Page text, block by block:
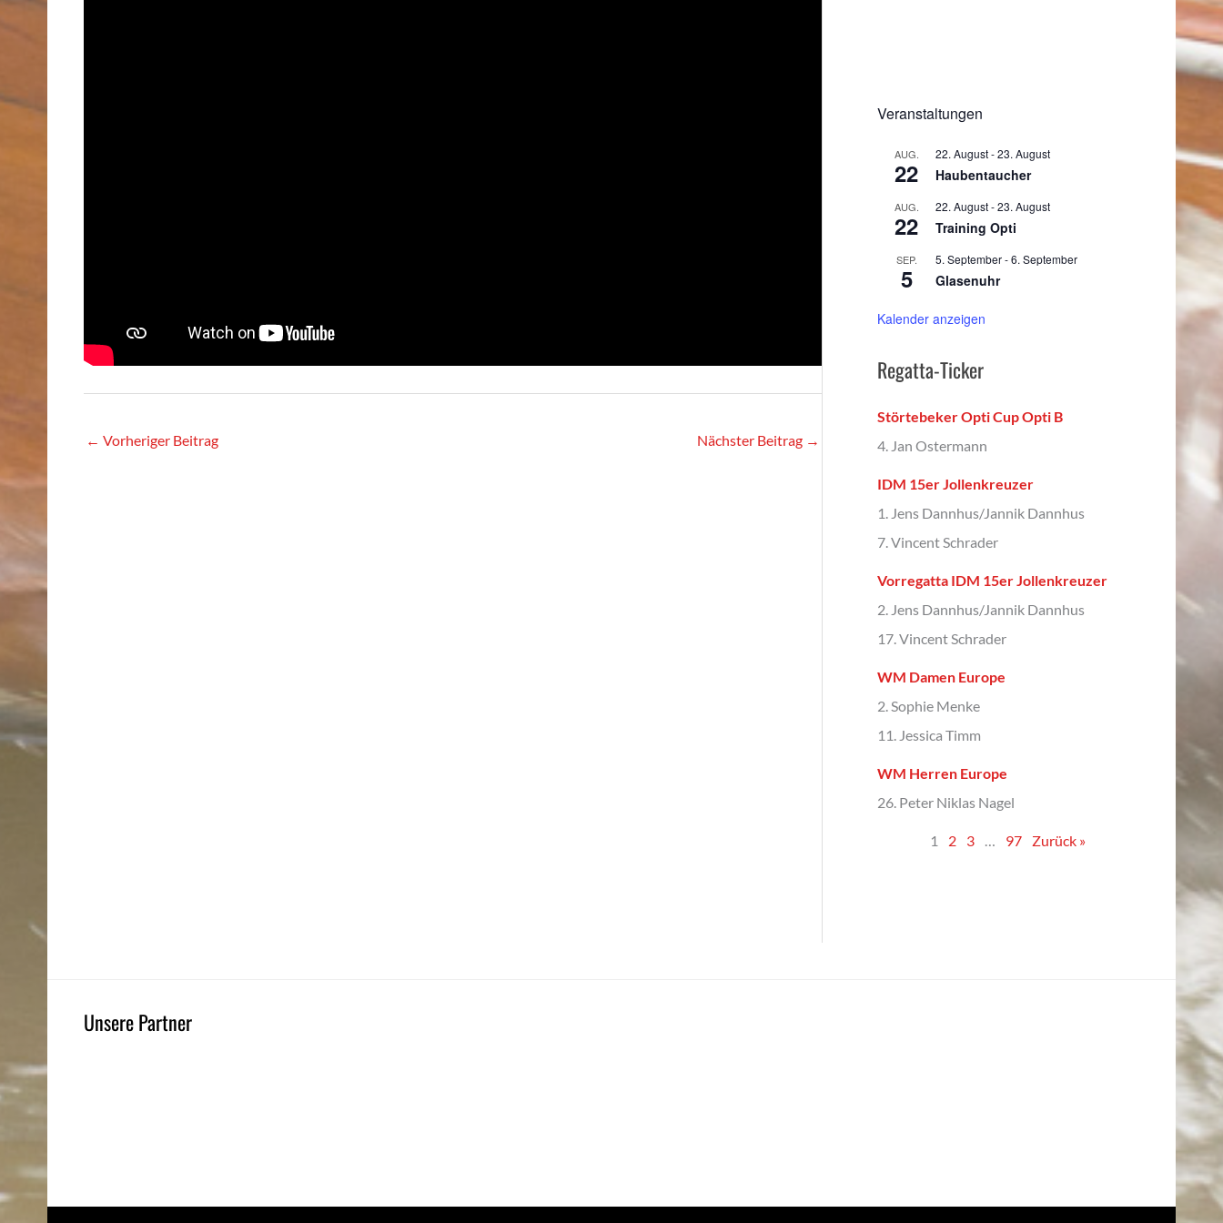
← Vorheriger Beitrag Nächster Beitrag →
Veranstaltungen
AUG.
22
22. August-23. August
Haubentaucher
AUG.
22
22. August-23. August
Training Opti
SEP.
5
5. September-6. September
Glasenuhr
Kalender anzeigen
Regatta-Ticker
Störtebeker Opti Cup Opti B
4. Jan Ostermann
IDM 15er Jollenkreuzer
1. Jens Dannhus/Jannik Dannhus
7. Vincent Schrader
Vorregatta IDM 15er Jollenkreuzer
2. Jens Dannhus/Jannik Dannhus
17. Vincent Schrader
WM Damen Europe
2. Sophie Menke
11. Jessica Timm
WM Herren Europe
26. Peter Niklas Nagel
1 2 3 97 Zurück »
Unsere Partner